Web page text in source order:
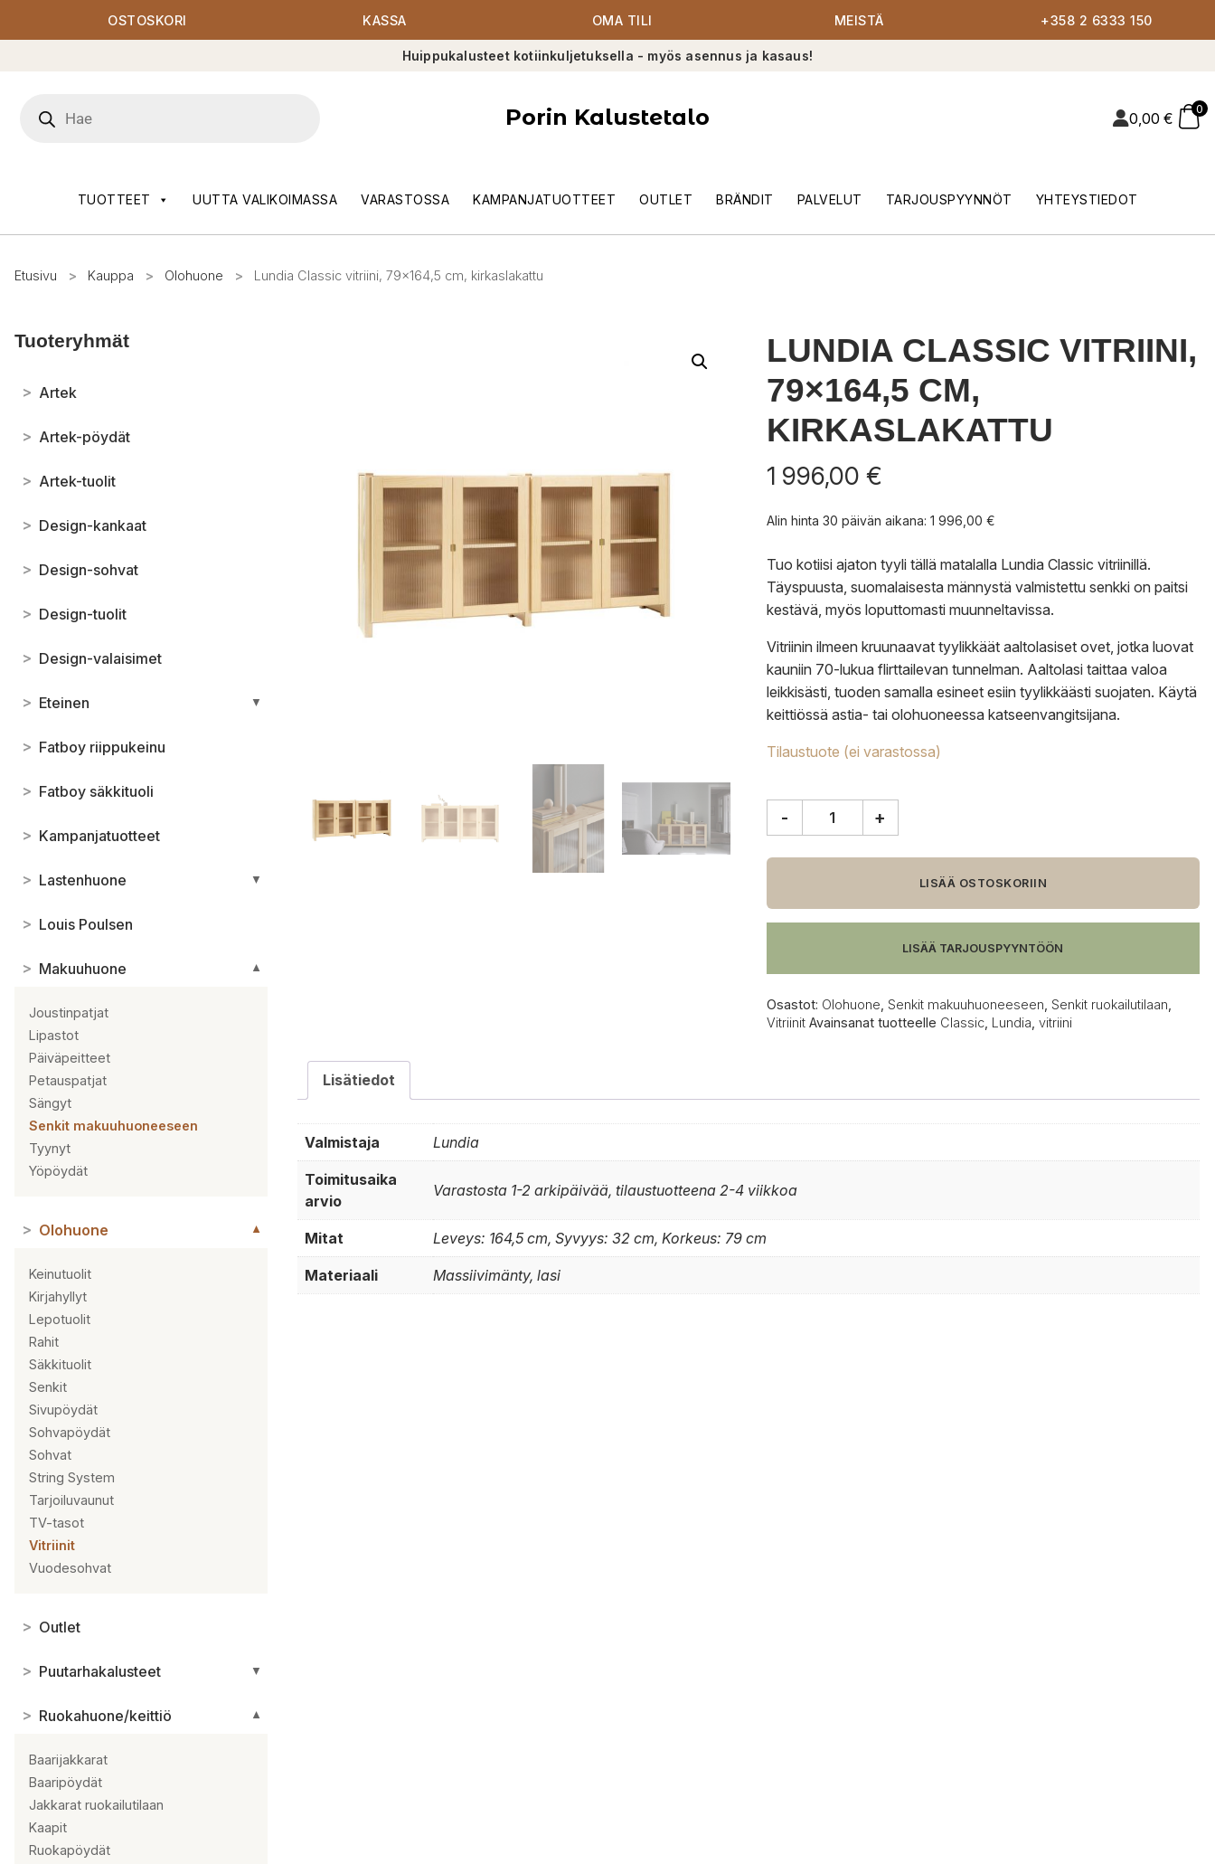
OSTOSKORI KASSA OMA TILI MEISTÄ +358 2 6333 150
Huippukalusteet kotiinkuljetuksella - myös asennus ja kasaus!
search
Porin Kalustetalo 0,00 €
0
TUOTTEET UUTTA VALIKOIMASSA VARASTOSSA KAMPANJATUOTTEET OUTLET BRÄNDIT PALVELUT TARJOUSPYYNNÖT YHTEYSTIEDOT
Etusivu > Kauppa > Olohuone > Lundia Classic vitriini, 79×164,5 cm, kirkaslakattu
Tuoteryhmät
> Artek
> Artek-pöydät
> Artek-tuolit
> Design-kankaat
> Design-sohvat
> Design-tuolit
> Design-valaisimet
> Eteinen ▼
> Fatboy riippukeinu
> Fatboy säkkituoli
> Kampanjatuotteet
> Lastenhuone ▼
> Louis Poulsen
> Makuuhuone ▼
Joustinpatjat
Lipastot
Päiväpeitteet
Petauspatjat
Sängyt
Senkit makuuhuoneeseen
Tyynyt
Yöpöydät
> Olohuone ▼
Keinutuolit
Kirjahyllyt
Lepotuolit
Rahit
Säkkituolit
Senkit
Sivupöydät
Sohvapöydät
Sohvat
String System
Tarjoiluvaunut
TV-tasot
Vitriinit
Vuodesohvat
> Outlet
> Puutarhakalusteet ▼
> Ruokahuone/keittiö ▼
Baarijakkarat
Baaripöydät
Jakkarat ruokailutilaan
Kaapit
Ruokapöydät
LUNDIA CLASSIC VITRIINI,
79×164,5 CM,
KIRKASLAKATTU
1 996,00 €
Alin hinta 30 päivän aikana: 1 996,00 €
Tuo kotiisi ajaton tyyli tällä matalalla Lundia Classic vitriinillä.
Täyspuusta, suomalaisesta männystä valmistettu senkki on paitsi
kestävä, myös loputtomasti muunneltavissa.
Vitriinin ilmeen kruunaavat tyylikkäät aaltolasiset ovet, jotka luovat
kauniin 70-lukua flirttailevan tunnelman. Aaltolasi taittaa valoa
leikkisästi, tuoden samalla esineet esiin tyylikkäästi suojaten. Käytä
keittiössä astia- tai olohuoneessa katseenvangitsijana.
Tilaustuote (ei varastossa)
vitriini,
cm,
kirkaslakattu
- +
LISÄÄ OSTOSKORIIN
LISÄÄ TARJOUSPYYNTÖÖN
Osastot: Olohuone Senkit makuuhuoneeseen Senkit ruokailutilaan
Vitriinit Avainsanat tuotteelle Classic, Lundia vitriini
Lisätiedot
Valmistaja Lundia
Toimitusaika
arvio
Varastosta 1-2 arkipäivää, tilaustuotteena 2-4 viikkoa
Mitat Leveys: 164,5 cm, Syvyys: 32 cm, Korkeus: 79 cm
Materiaali Massiivimänty, lasi